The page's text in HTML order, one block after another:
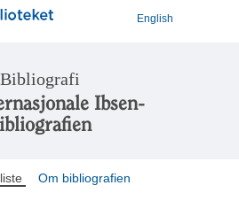
English
Bibliografi
Ibsen-
Om bibliografien